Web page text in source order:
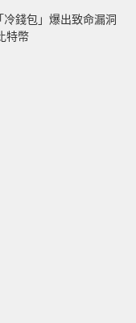
冷錢包」爆出致命漏洞
特幣